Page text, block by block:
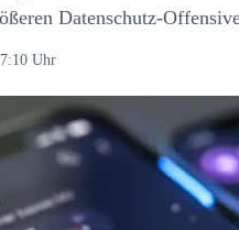
Datenschutz-
Uhr